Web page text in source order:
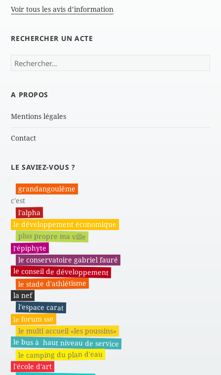
Voir tous les avis d’information
RECHERCHER UN ACTE
Rechercher :
A PROPOS
Mentions légales
Contact
LE SAVIEZ-VOUS ?
grandangoulême
c'est
l'alpha
le développement économique
plus propre ma ville
l'épiphyte
le conservatoire gabriel fauré
le conseil de développement
le stade d'athlétisme
la nef
l'espace carat
le forum sse
le multi accueil «les poussins»
le bus à haut niveau de service
le camping du plan d'eau
l'école d'art